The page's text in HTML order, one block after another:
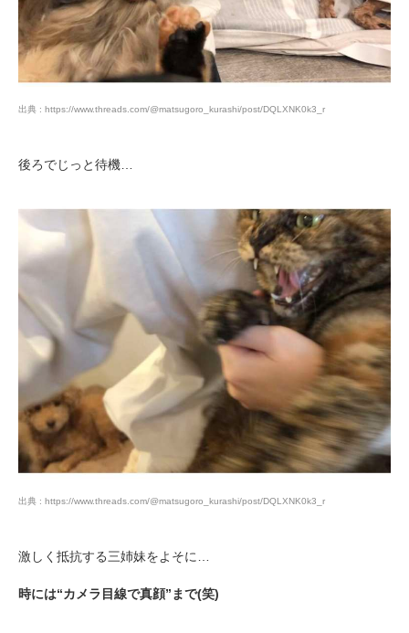
出典 : https://www.threads.com/@matsugoro_kurashi/post/DQLXNK0k3_r
後ろでじっと待機…
出典 : https://www.threads.com/@matsugoro_kurashi/post/DQLXNK0k3_r
激しく抵抗する三姉妹をよそに…
時には“カメラ目線で真顔”まで(笑)
閉じる
いぬ部をフォロー
PECOアプリをダウンロード済みの方
アプリで開く